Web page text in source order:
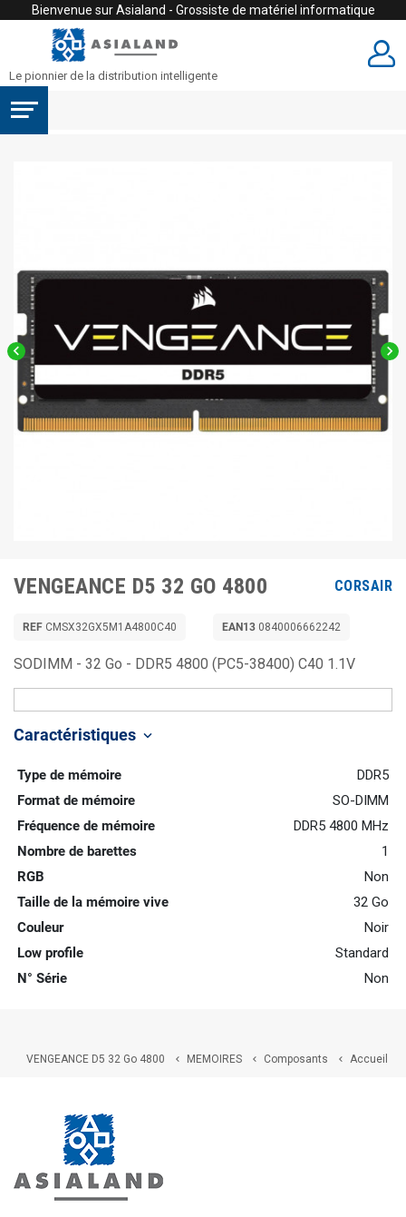
Bienvenue sur Asialand - Grossiste de matériel informatique
Le pionnier de la distribution intelligente
 
VENGEANCE D5 32 GO 4800 CORSAIR
REF CMSX32GX5M1A4800C40 EAN13 0840006662242
SODIMM - 32 Go - DDR5 4800 (PC5-38400) C40 1.1V
Caractéristiques keyboard_arrow_down
Type de mémoire
DDR5
Format de mémoire
SO-DIMM
Fréquence de mémoire
DDR5 4800 MHz
Nombre de barettes
1
RGB
Non
Taille de la mémoire vive
32 Go
Couleur
Noir
Low profile
Standard
N° Série
Non
Accueil

Composants

MEMOIRES

VENGEANCE D5 32 Go 4800